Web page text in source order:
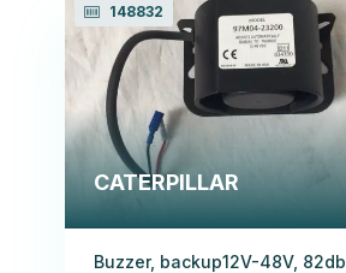
148832
CATERPILLAR
Buzzer, backup12V-48V, 82db